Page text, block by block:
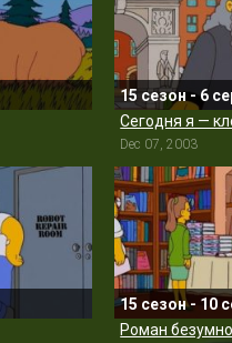
15 сезон - 6
Сегодня я —
Dec 07, 2003
15 сезон - 10
Роман